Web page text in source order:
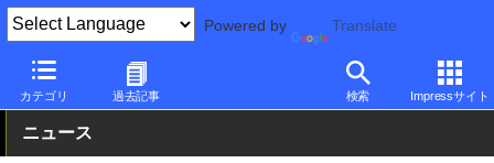
Powered by Translate
カテゴリ 過去記事 検索 Impressサイト
PC Watch 半導体/周辺機器 Qualcomm
ニュース